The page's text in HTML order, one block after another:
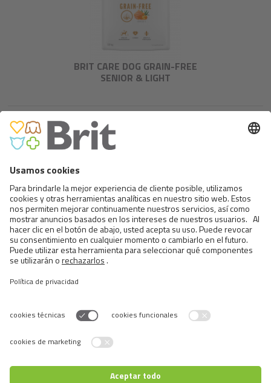
BRIT CARE DOG GRAIN-FREE
SENIOR & LIGHT
BRIT PREMIUM BY NATURE
Switch language